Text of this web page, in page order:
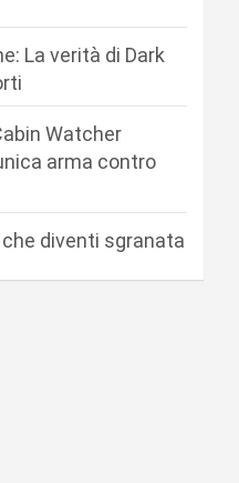
La verità di Dark
Watcher
arma contro
diventi sgranata